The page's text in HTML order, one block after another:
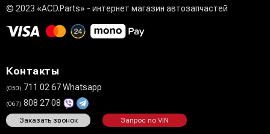
© 2023 «ACD.Parts» - интернет магазин автозапчастей
Контакты
(050) 711 02 67 Whatsapp
(067) 808 27 08
Заказать звонок Запрос по VIN